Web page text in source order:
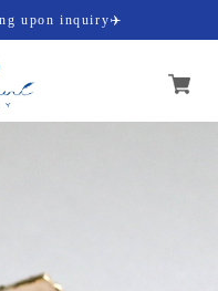
upon inquiry✈️